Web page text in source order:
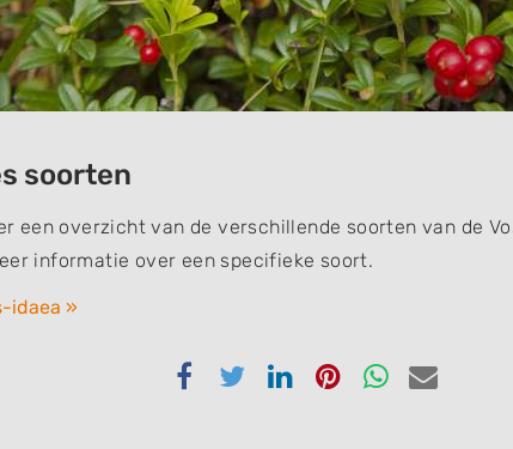
soorten
een overzicht van de verschillende soorten van de
informatie over een specifieke soort.
idaea »
DelenDelenDelenDelenDelenDelen